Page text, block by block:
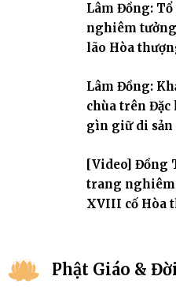
Lâm Đồng:
nghiêm
lão Hòa
Lâm Đồng:
chùa trên Đặc
gìn giữ di sản
[Video] Đồng
trang
XVIII cố Hòa
Phật Giáo &